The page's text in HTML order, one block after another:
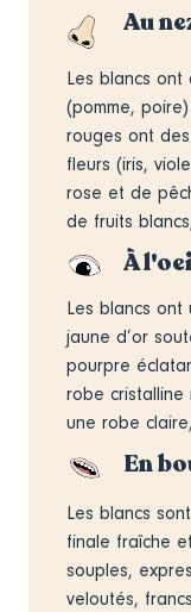
Au
Les blancs
(pomme,
rouges ont
fleurs (iris,
rose et de
de fruits
À
Les blancs
jaune d’or
pourpre
robe cristalline
une robe
En
Les blancs
finale fraîche
souples,
veloutés,